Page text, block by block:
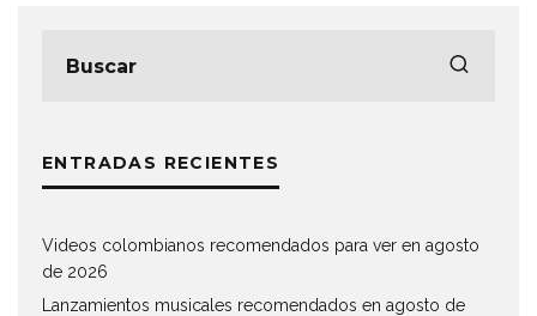
ENTRADAS RECIENTES
Videos colombianos recomendados para ver en agosto
de 2026
Lanzamientos musicales recomendados en agosto de